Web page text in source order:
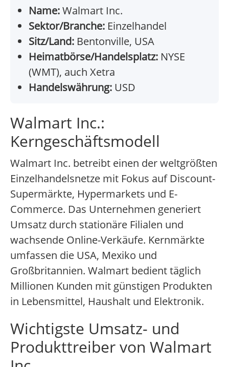
Name:Walmart Inc.
Sektor/Branche: Einzelhandel
Sitz/Land: Bentonville, USA
Heimatbörse/Handelsplatz: NYSE
(WMT), auch Xetra
Handelswährung: USD
Walmart Inc.:
Kerngeschäftsmodell
Walmart Inc. betreibt einen der weltgrößten
Einzelhandelsnetze mit Fokus auf Discount-
Supermärkte, Hypermarkets und E-
Commerce. Das Unternehmen generiert
Umsatz durch stationäre Filialen und
wachsende Online-Verkäufe. Kernmärkte
umfassen die USA, Mexiko und
Großbritannien. Walmart bedient täglich
Millionen Kunden mit günstigen Produkten
in Lebensmittel, Haushalt und Elektronik.
Wichtigste Umsatz- und
Produkttreiber von Walmart